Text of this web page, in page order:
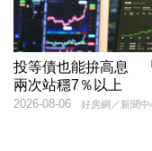
投等債也能拚高息
兩次站穩7％以上
好房網／新聞中
2026-08-06